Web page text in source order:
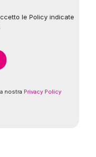
le Policy indicate
nostra Privacy Policy